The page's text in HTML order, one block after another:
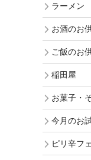
ラーメン
お酒のお
ご飯のお
稲田屋
お菓子・
今月のお
ピリ辛フ